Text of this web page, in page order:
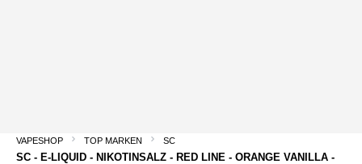
VAPESHOP TOP MARKEN SC
SC - E-LIQUID - NIKOTINSALZ - RED LINE - ORANGE VANILLA -